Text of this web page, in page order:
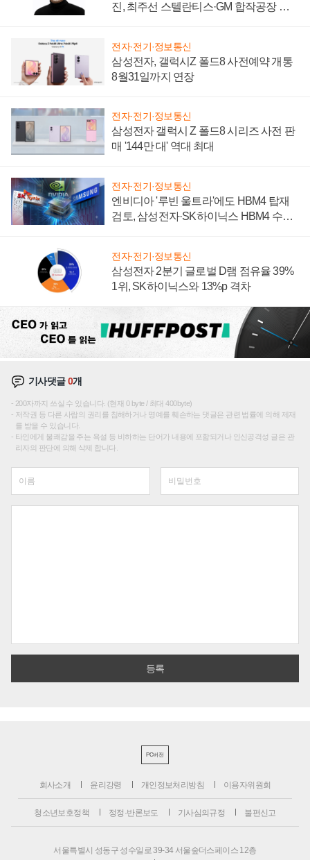
진, 최주선 스텔란티스·GM 합작공장 건
전자·전기·정보통신
삼성전자, 갤럭시Z 폴드8 사전예약 개통
8월31일까지 연장
전자·전기·정보통신
삼성전자 갤럭시 Z 폴드8 시리즈 사전 판
매 '144만 대' 역대 최대
전자·전기·정보통신
엔비디아 '루빈 울트라'에도 HBM4 탑재
검토, 삼성전자·SK하이닉스 HBM4 수율
전자·전기·정보통신
삼성전자 2분기 글로벌 D램 점유율 39%
1위, SK하이닉스와 13%p 격차
기사댓글0개
200자까지 쓰실 수 있습니다. (현재 0 byte / 최대 400byte)
저작권 등 다른 사람의 권리를 침해하거나 명예를 훼손하는 댓글은 관련 법률에 의해 제재
를 받을 수 있습니다.
타인에게 불쾌감을 주는 욕설 등 비하하는 단어가 내용에 포함되거나 인신공격성 글은 관
리자의 판단에 의해 삭제 합니다.
PC버전
회사소개 윤리강령 개인정보처리방침 이용자위원회
청소년보호정책 정정·반론보도 기사심의규정 불편신고
서울특별시 성동구 성수일로 39-34 서울숲더스페이스 12층